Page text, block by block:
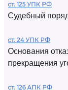
ст. 125 УПК РФ
Судебный
ст. 24 УПК РФ
Основания
прекращения
ст. 126 АПК РФ